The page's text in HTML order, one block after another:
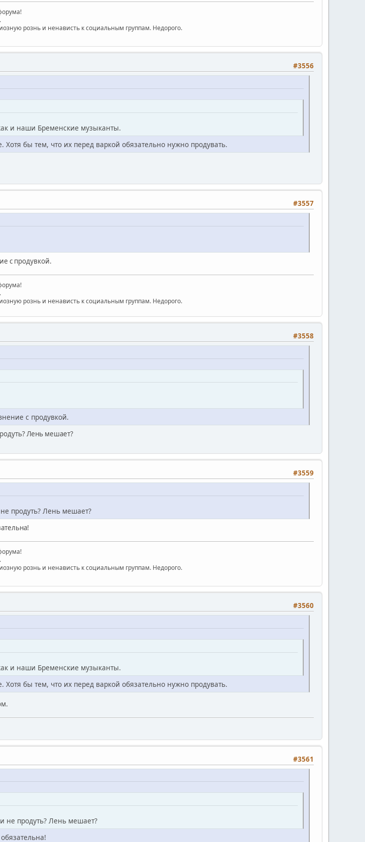
рознь и ненависть к социальным группам. Недорого.
#3556
и наши Бременские музыканты.
бы тем, что их перед варкой обязательно нужно продувать.
#3557
с продувкой.
рознь и ненависть к социальным группам. Недорого.
#3558
с продувкой.
Лень мешает?
#3559
продуть? Лень мешает?
рознь и ненависть к социальным группам. Недорого.
#3560
и наши Бременские музыканты.
бы тем, что их перед варкой обязательно нужно продувать.
#3561
не продуть? Лень мешает?